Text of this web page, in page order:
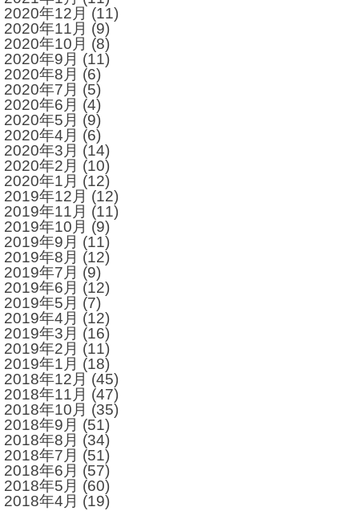
2020年12月 (11)
2020年11月 (9)
2020年10月 (8)
2020年9月 (11)
2020年8月 (6)
2020年7月 (5)
2020年6月 (4)
2020年5月 (9)
2020年4月 (6)
2020年3月 (14)
2020年2月 (10)
2020年1月 (12)
2019年12月 (12)
2019年11月 (11)
2019年10月 (9)
2019年9月 (11)
2019年8月 (12)
2019年7月 (9)
2019年6月 (12)
2019年5月 (7)
2019年4月 (12)
2019年3月 (16)
2019年2月 (11)
2019年1月 (18)
2018年12月 (45)
2018年11月 (47)
2018年10月 (35)
2018年9月 (51)
2018年8月 (34)
2018年7月 (51)
2018年6月 (57)
2018年5月 (60)
2018年4月 (19)